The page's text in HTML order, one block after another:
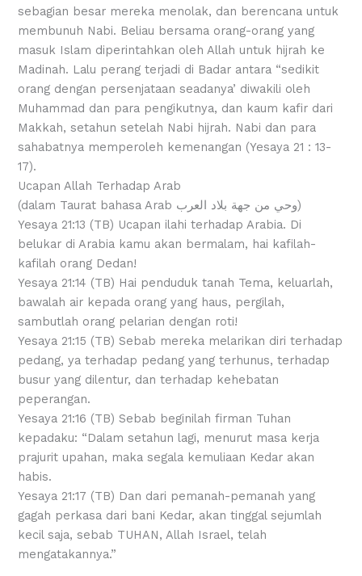
sebagian besar mereka menolak, dan berencana untuk
membunuh Nabi. Beliau bersama orang-orang yang
masuk Islam diperintahkan oleh Allah untuk hijrah ke
Madinah. Lalu perang terjadi di Badar antara “sedikit
orang dengan persenjataan seadanya’ diwakili oleh
Muhammad dan para pengikutnya, dan kaum kafir dari
Makkah, setahun setelah Nabi hijrah. Nabi dan para
sahabatnya memperoleh kemenangan (Yesaya 21 : 13-
17).
Ucapan Allah Terhadap Arab
(dalam Taurat bahasa Arab وحي من جهة بلاد العرب)
Yesaya 21:13 (TB) Ucapan ilahi terhadap Arabia. Di
belukar di Arabia kamu akan bermalam, hai kafilah-
kafilah orang Dedan!
Yesaya 21:14 (TB) Hai penduduk tanah Tema, keluarlah,
bawalah air kepada orang yang haus, pergilah,
sambutlah orang pelarian dengan roti!
Yesaya 21:15 (TB) Sebab mereka melarikan diri terhadap
pedang, ya terhadap pedang yang terhunus, terhadap
busur yang dilentur, dan terhadap kehebatan
peperangan.
Yesaya 21:16 (TB) Sebab beginilah firman Tuhan
kepadaku: “Dalam setahun lagi, menurut masa kerja
prajurit upahan, maka segala kemuliaan Kedar akan
habis.
Yesaya 21:17 (TB) Dan dari pemanah-pemanah yang
gagah perkasa dari bani Kedar, akan tinggal sejumlah
kecil saja, sebab TUHAN, Allah Israel, telah
mengatakannya.”